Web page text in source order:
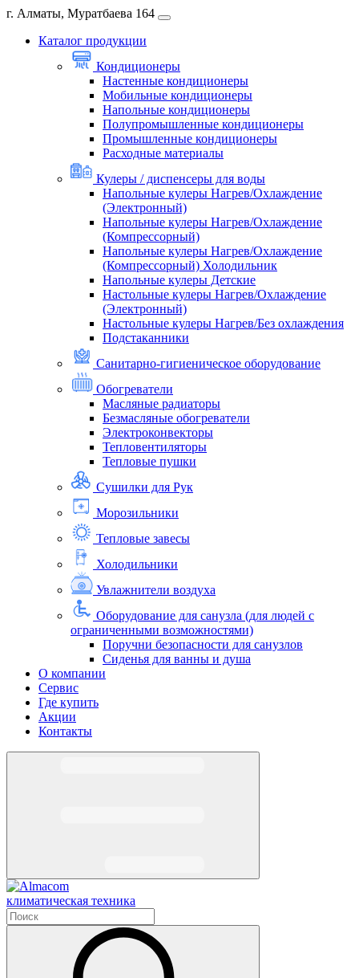
г. Алматы, Муратбаева 164
Каталог продукции
Кондиционеры
Настенные кондиционеры
Мобильные кондиционеры
Напольные кондиционеры
Полупромышленные кондиционеры
Промышленные кондиционеры
Расходные материалы
Кулеры / диспенсеры для воды
Напольные кулеры Нагрев/Охлаждение
(Электронный)
Напольные кулеры Нагрев/Охлаждение
(Компрессорный)
Напольные кулеры Нагрев/Охлаждение
(Компрессорный) Холодильник
Напольные кулеры Детские
Настольные кулеры Нагрев/Охлаждение
(Электронный)
Настольные кулеры Нагрев/Без охлаждения
Подстаканники
Санитарно-гигиеническое оборудование
Обогреватели
Масляные радиаторы
Безмасляные обогреватели
Электроконвекторы
Тепловентиляторы
Тепловые пушки
Сушилки для Рук
Морозильники
Тепловые завесы
Холодильники
Увлажнители воздуха
Оборудование для санузла (для людей с
ограниченными возможностями)
Поручни безопасности для санузлов
Сиденья для ванны и душа
О компании
Сервис
Где купить
Акции
Контакты
климатическая техника